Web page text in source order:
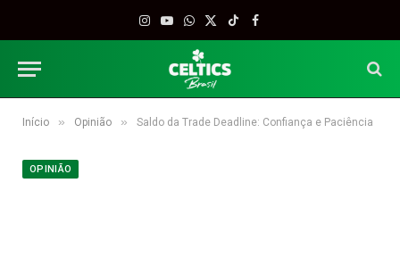
Instagram
YouTube
WhatsApp
X
TikTokFacebook
Início » Opinião » Saldo da Trade Deadline: Confiança e Paciência
OPINIÃO